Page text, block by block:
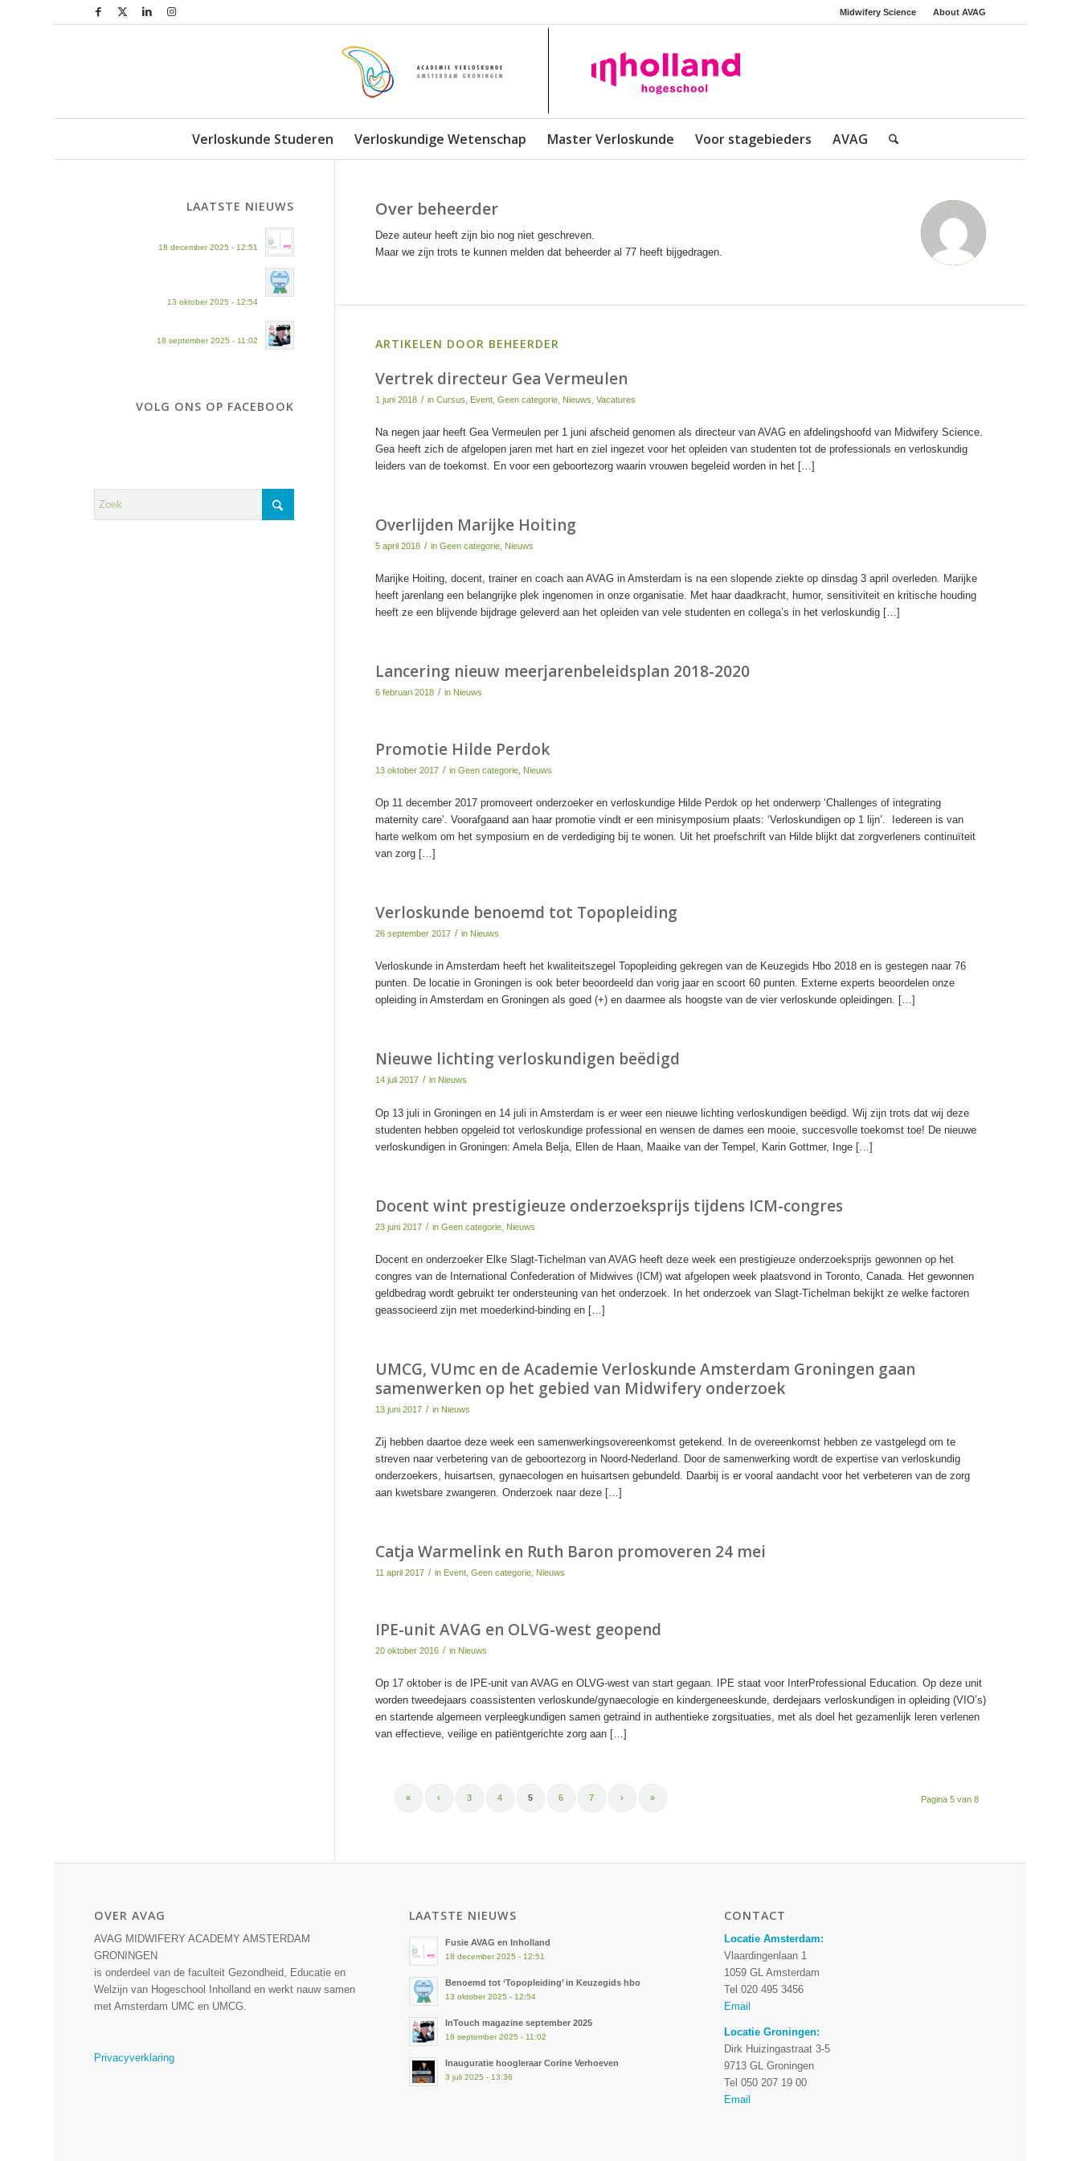
Midwifery Science About AVAG
Verloskunde Studeren Verloskundige Wetenschap Master Verloskunde Voor stagebieders AVAG
Over beheerder
Deze auteur heeft zijn bio nog niet geschreven.
Maar we zijn trots te kunnen melden dat beheerderal 77 heeft bijgedragen.
ARTIKELEN DOOR BEHEERDER
Vertrek directeur Gea Vermeulen
1 juni 2018 / in Cursus Event, Geen categorie, Nieuws Vacatures
Na negen jaar heeft Gea Vermeulen per 1 juni afscheid genomen als directeur van AVAG en afdelingshoofd van Midwifery Science.
Gea heeft zich de afgelopen jaren met hart en ziel ingezet voor het opleiden van studenten tot de professionals en verloskundig
leiders van de toekomst. En voor een geboortezorg waarin vrouwen begeleid worden in het […]
Overlijden Marijke Hoiting
5 april 2018 / in Geen categorie, Nieuws
Marijke Hoiting, docent, trainer en coach aan AVAG in Amsterdam is na een slopende ziekte op dinsdag 3 april overleden. Marijke
heeft jarenlang een belangrijke plek ingenomen in onze organisatie. Met haar daadkracht, humor, sensitiviteit en kritische houding
heeft ze een blijvende bijdrage geleverd aan het opleiden van vele studenten en collega’s in het verloskundig […]
Lancering nieuw meerjarenbeleidsplan 2018-2020
6 februari 2018 / in Nieuws
Promotie Hilde Perdok
13 oktober 2017 / in Geen categorie, Nieuws
Op 11 december 2017 promoveert onderzoeker en verloskundige Hilde Perdok op het onderwerp ‘Challenges of integrating
maternity care’. Voorafgaand aan haar promotie vindt er een minisymposium plaats: ‘Verloskundigen op 1 lijn’. Iedereen is van
harte welkom om het symposium en de verdediging bij te wonen. Uit het proefschrift van Hilde blijkt dat zorgverleners continuïteit
van zorg […]
Verloskunde benoemd tot Topopleiding
26 september 2017 / in Nieuws
Verloskunde in Amsterdam heeft het kwaliteitszegel Topopleiding gekregen van de Keuzegids Hbo 2018 en is gestegen naar 76
punten. De locatie in Groningen is ook beter beoordeeld dan vorig jaar en scoort 60 punten. Externe experts beoordelen onze
opleiding in Amsterdam en Groningen als goed (+) en daarmee als hoogste van de vier verloskunde opleidingen. […]
Nieuwe lichting verloskundigen beëdigd
14 juli 2017 / in Nieuws
Op 13 juli in Groningen en 14 juli in Amsterdam is er weer een nieuwe lichting verloskundigen beëdigd. Wij zijn trots dat wij deze
studenten hebben opgeleid tot verloskundige professional en wensen de dames een mooie, succesvolle toekomst toe! De nieuwe
verloskundigen in Groningen: Amela Belja, Ellen de Haan, Maaike van der Tempel, Karin Gottmer, Inge […]
Docent wint prestigieuze onderzoeksprijs tijdens ICM-congres
23 juni 2017 / in Geen categorie, Nieuws
Docent en onderzoeker Elke Slagt-Tichelman van AVAG heeft deze week een prestigieuze onderzoeksprijs gewonnen op het
congres van de International Confederation of Midwives (ICM) wat afgelopen week plaatsvond in Toronto, Canada. Het gewonnen
geldbedrag wordt gebruikt ter ondersteuning van het onderzoek. In het onderzoek van Slagt-Tichelman bekijkt ze welke factoren
geassocieerd zijn met moederkind-binding en […]
UMCG, VUmc en de Academie Verloskunde Amsterdam Groningen gaan
samenwerken op het gebied van Midwifery onderzoek
13 juni 2017 / in Nieuws
Zij hebben daartoe deze week een samenwerkingsovereenkomst getekend. In de overeenkomst hebben ze vastgelegd om te
streven naar verbetering van de geboortezorg in Noord-Nederland. Door de samenwerking wordt de expertise van verloskundig
onderzoekers, huisartsen, gynaecologen en huisartsen gebundeld. Daarbij is er vooral aandacht voor het verbeteren van de zorg
aan kwetsbare zwangeren. Onderzoek naar deze […]
Catja Warmelink en Ruth Baron promoveren 24 mei
11 april 2017 / in Event, Geen categorie, Nieuws
IPE-unit AVAG en OLVG-west geopend
20 oktober 2016 / in Nieuws
Op 17 oktober is de IPE-unit van AVAG en OLVG-west van start gegaan. IPE staat voor InterProfessional Education. Op deze unit
worden tweedejaars coassistenten verloskunde/gynaecologie en kindergeneeskunde, derdejaars verloskundigen in opleiding (VIO’s)
en startende algemeen verpleegkundigen samen getraind in authentieke zorgsituaties, met als doel het gezamenlijk leren verlenen
van effectieve, veilige en patiëntgerichte zorg aan […]
Pagina 5 van 8
« ‹ 3 4 5 6 7 › »
LAATSTE NIEUWS
18 december 2025 - 12:51
13 oktober 2025 - 12:54
18 september 2025 - 11:02
VOLG ONS OP FACEBOOK
OVER AVAG
AVAG MIDWIFERY ACADEMY AMSTERDAM
GRONINGEN
is onderdeel van de faculteit Gezondheid, Educatie en
Welzijn van Hogeschool Inholland en werkt nauw samen
met Amsterdam UMC en UMCG.
Privacyverklaring
LAATSTE NIEUWS
Fusie AVAG en Inholland
18 december 2025 - 12:51
Benoemd tot ‘Topopleiding’ in Keuzegids hbo
13 oktober 2025 - 12:54
InTouch magazine september 2025
18 september 2025 - 11:02
Inauguratie hoogleraar Corine Verhoeven
3 juli 2025 - 13:36
CONTACT
Locatie Amsterdam:
Vlaardingenlaan 1
1059 GL Amsterdam
Tel 020 495 3456
Email
Locatie Groningen:
Dirk Huizingastraat 3-5
9713 GL Groningen
Tel 050 207 19 00
Email